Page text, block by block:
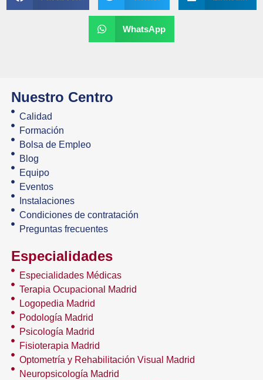
WhatsApp
Nuestro Centro
Calidad
Formación
Bolsa de Empleo
Blog
Equipo
Eventos
Instalaciones
Condiciones de contratación
Preguntas frecuentes
Especialidades
Especialidades Médicas
Terapia Ocupacional Madrid
Logopedia Madrid
Podología Madrid
Psicología Madrid
Fisioterapia Madrid
Optometría y Rehabilitación Visual Madrid
Neuropsicología Madrid